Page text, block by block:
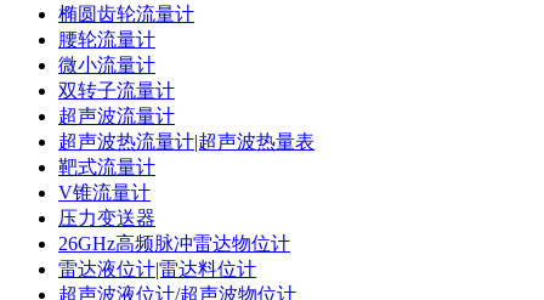
椭圆齿轮流量计
腰轮流量计
微小流量计
双转子流量计
超声波流量计
超声波热流量计|超声波热量表
靶式流量计
V锥流量计
压力变送器
26GHz高频脉冲雷达物位计
雷达液位计|雷达料位计
超声波液位计/超声波物位计